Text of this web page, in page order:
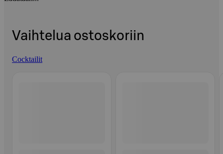
Vaihtelua ostoskoriin
Cocktailit